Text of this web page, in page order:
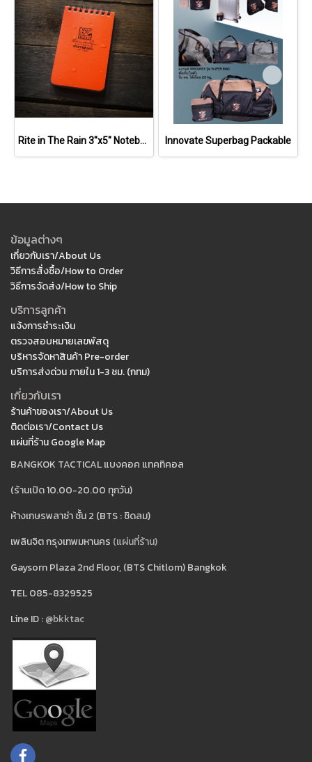
Rite in The Rain 3"x5" Notebook Innovate Superbag Packable
ข้อมูลต่างๆ
เกี่ยวกับเรา/About Us
วิธีการสั่งซื้อ/How to Order
วิธีการจัดส่ง/How to Ship
บริการลูกค้า
แจ้งการชำระเงิน
ตรวจสอบหมายเลขพัสดุ
บริหารจัดหาสินค้า Pre-order
บริการส่งด่วน ภายใน 1-3 ชม. (กทม)
เกี่ยวกับเรา
ร้านค้าของเรา/About Us
ติดต่อเรา/Contact Us
แผ่นที่ร้าน Google Map
BANGKOK TACTICAL แบงคอค แทคทิคอล
(ร้านเปิด 10.00-20.00 ทุกวัน)
ห้างเกษรพลาซ่า ชั้น 2 (BTS : ชิดลม)
เพลินจิต กรุงเทพมหานคร (แผ่นที่ร้าน)
Gaysorn Plaza 2nd Floor, (BTS Chitlom) Bangkok
TEL 085-8329525
Line ID :@bkktac